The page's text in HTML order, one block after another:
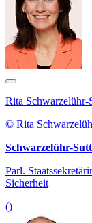
Rita Schwarzelühr-
© Rita
Schwarzelühr-
Parl.
Sicherheit
()